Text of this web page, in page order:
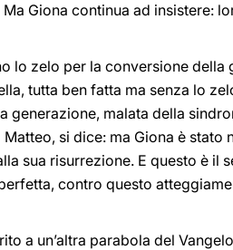
Giona continua ad insistere:
lo zelo per la conversione della
tutta ben fatta ma senza lo
generazione, malata della
si dice: ma Giona è stato
sua risurrezione. E questo è il
contro questo
a un’altra parabola del